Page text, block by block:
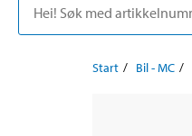
Start Bil - MC